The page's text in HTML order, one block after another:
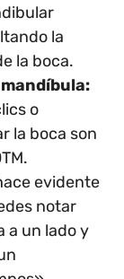
la
la boca.
o
la boca son
evidente
notar
a un lado y